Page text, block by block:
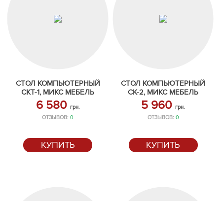
СТОЛ КОМПЬЮТЕРНЫЙ
СКТ-1, МИКС МЕБЕЛЬ
6 580 грн.
ОТЗЫВОВ:0
КУПИТЬ
СТОЛ КОМПЬЮТЕРНЫЙ
СК-2, МИКС МЕБЕЛЬ
5 960грн.
ОТЗЫВОВ: 0
КУПИТЬ